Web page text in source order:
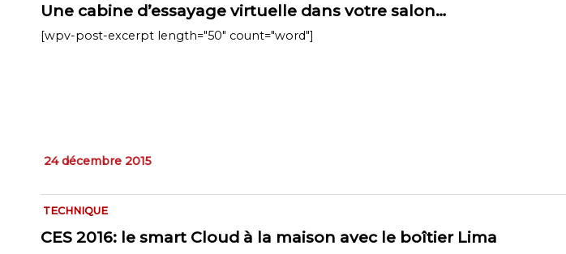
Une cabine d’essayage virtuelle dans votre salon…
[wpv-post-excerpt length="50" count="word"]
24 décembre 2015
TECHNIQUE
CES 2016: le smart Cloud à la maison avec le boîtier Lima